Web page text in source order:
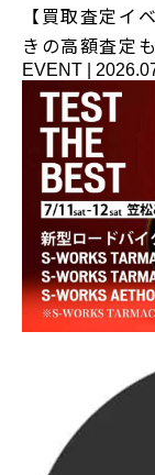
【買取査定イ
きの高額査定も
EVENT